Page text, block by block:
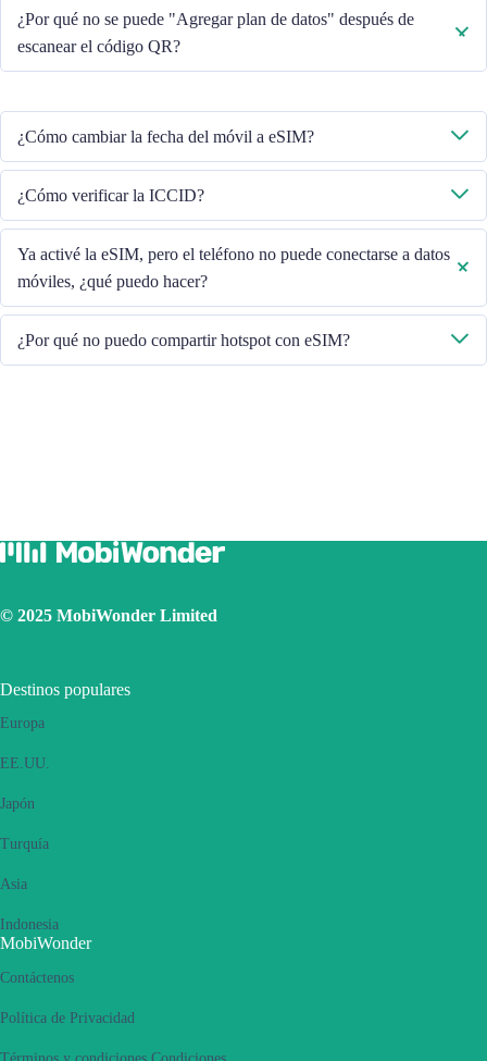
¿Por qué no se puede "Agregar plan de datos" después de
escanear el código QR?
¿Cómo cambiar la fecha del móvil a eSIM?
móviles - Planes de datos - Activar esta línea". Si el problema persiste,
póngase en contacto con nuestro equipo de Atención al Cliente.
¿Cómo verificar la ICCID?
Acerca de - ESIM".
Ya activé la eSIM, pero el teléfono no puede conectarse a datos
móviles, ¿qué puedo hacer?
intentarlo.
¿Por qué no puedo compartir hotspot con eSIM?
Asegúrese de que esté instalada la última versión de iOS
conectarse a Internet mediante eSIM. Vuelva a intentarlo varias
Atención al Cliente.
© 2025 MobiWonder Limited
Destinos populares
Europa
EE.UU.
Japón
Turquía
Asia
Indonesia
MobiWonder
Contáctenos
Política de Privacidad